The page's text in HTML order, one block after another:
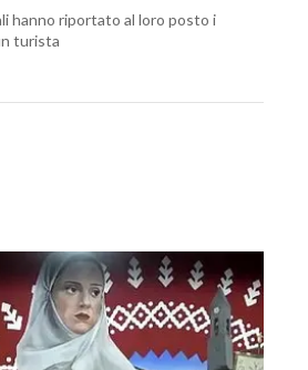
hanno riportato al loro posto i
turista